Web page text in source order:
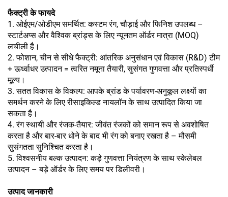
फैक्ट्री के फायदे
1. ओईएम/ओडीएम समर्थित: कस्टम रंग, चौड़ाई और फिनिश उपलब्ध –
स्टार्टअप्स और वैश्विक ब्रांड्स के लिए न्यूनतम ऑर्डर मात्रा (MOQ)
लचीली है।
2. फोशान, चीन से सीधे फैक्ट्री: आंतरिक अनुसंधान एवं विकास (R&D) टीम
+ ऊर्ध्वाधर उत्पादन = त्वरित नमूना तैयारी, सुसंगत गुणवत्ता और प्रतिस्पर्धी
मूल्य।
3. सतत विकास के विकल्प: आपके ब्रांड के पर्यावरण-अनुकूल लक्ष्यों का
समर्थन करने के लिए रीसाइकिल्ड नायलॉन के साथ उत्पादित किया जा
सकता है।
4. रंग स्थायी और रंजक-तैयार: जीवंत रंजकों को समान रूप से अवशोषित
करता है और बार-बार धोने के बाद भी रंग को बनाए रखता है – मौसमी
सुसंगतता सुनिश्चित करता है।
5. विश्वसनीय बल्क उत्पादन: कड़े गुणवत्ता नियंत्रण के साथ स्केलेबल
उत्पादन – बड़े ऑर्डर के लिए समय पर डिलीवरी।
उत्पाद जानकारी